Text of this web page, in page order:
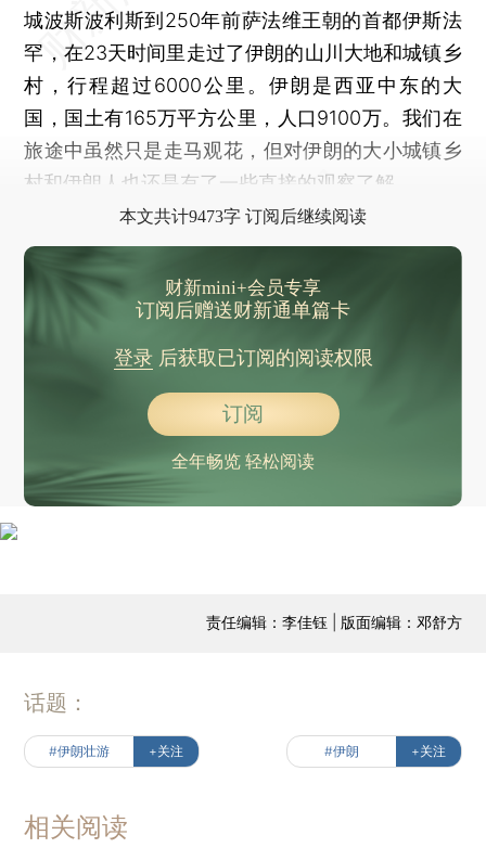
城波斯波利斯到250年前萨法维王朝的首都伊斯法
罕，在23天时间里走过了伊朗的山川大地和城镇乡
村，行程超过6000公里。伊朗是西亚中东的大
国，国土有165万平方公里，人口9100万。我们在
旅途中虽然只是走马观花，但对伊朗的大小城镇乡
村和伊朗人也还是有了一些直接的观察了解。
本文共计9473字 订阅后继续阅读
财新mini+会员专享
订阅后赠送财新通单篇卡
登录后获取已订阅的阅读权限
订阅
全年畅览 轻松阅读
责任编辑：李佳钰 | 版面编辑：邓舒方
话题：
#伊朗壮游 +关注 #伊朗 +关注
相关阅读